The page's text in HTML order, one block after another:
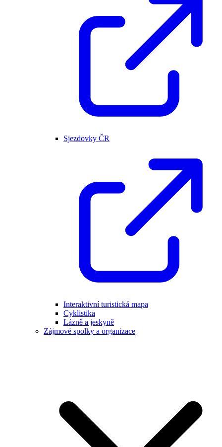
Sjezdovky ČR
Interaktivní turistická mapa
Cyklistika
Lázně a jeskyně
Zájmové spolky a organizace